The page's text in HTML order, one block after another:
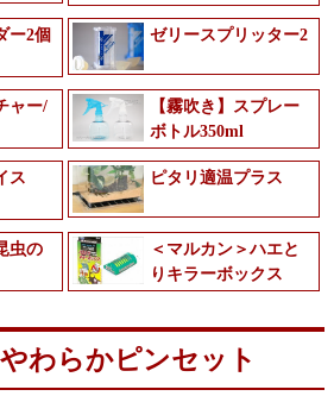
ー2個
ゼリースプリッター2
ャー/
【霧吹き】スプレー
ボトル350ml
ス
ピタリ適温プラス
虫の
＜マルカン＞ハエと
りキラーボックス
わらかピンセット